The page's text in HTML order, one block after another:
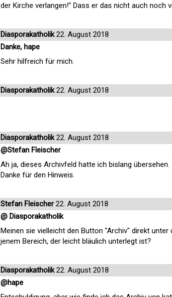
der Kirche verlangen!" Dass er das nicht auch noch
Diasporakatholik22. August 2018
Danke, hape
Sehr hilfreich für mich.
Diasporakatholik22. August 2018
Diasporakatholik22. August 2018
@Stefan Fleischer
Ah ja, dieses Archivfeld hatte ich bislang übersehen.
Danke für den Hinweis.
Stefan Fleischer22. August 2018
@ Diasporakatholik
Meinen sie vielleicht den Button "Archiv" direkt
jenem Bereich, der leicht bläulich unterlegt ist?
Diasporakatholik22. August 2018
@hape